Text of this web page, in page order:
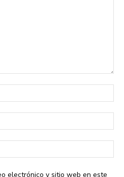
electrónico y sitio web en este